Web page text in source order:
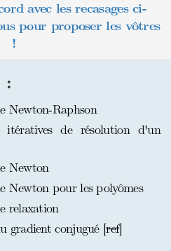
avec les recasages ci-
pour proposer les vôtres
!
:
Newton-Raphson
itératives de résolution d'un
Newton
Newton pour les polyômes
relaxation
gradient conjugué [ref]